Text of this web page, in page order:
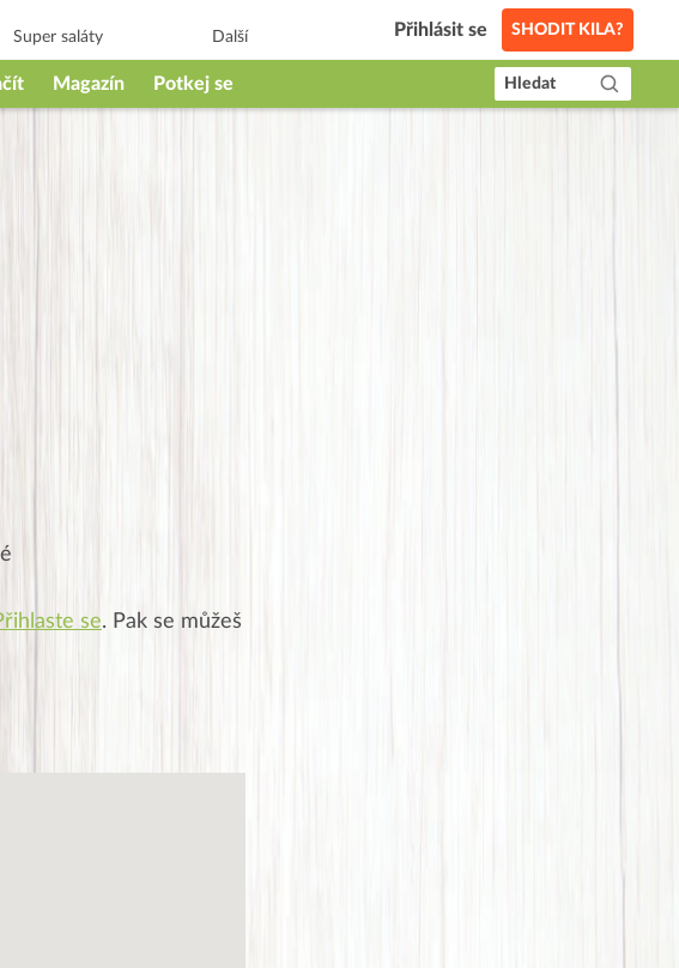
Super saláty Další Přihlásit se SHODIT KILA?
Magazín Potkej se Hledat
se. Pak se můžeš